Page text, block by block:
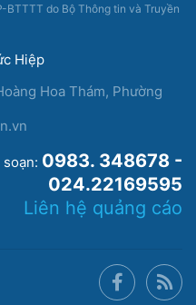
BTTTT do Bộ Thông tin và Truyền
Hiệp
Hoa Thám, Phường
0983. 348678 -
024.22169595
Liên hệ quảng cáo